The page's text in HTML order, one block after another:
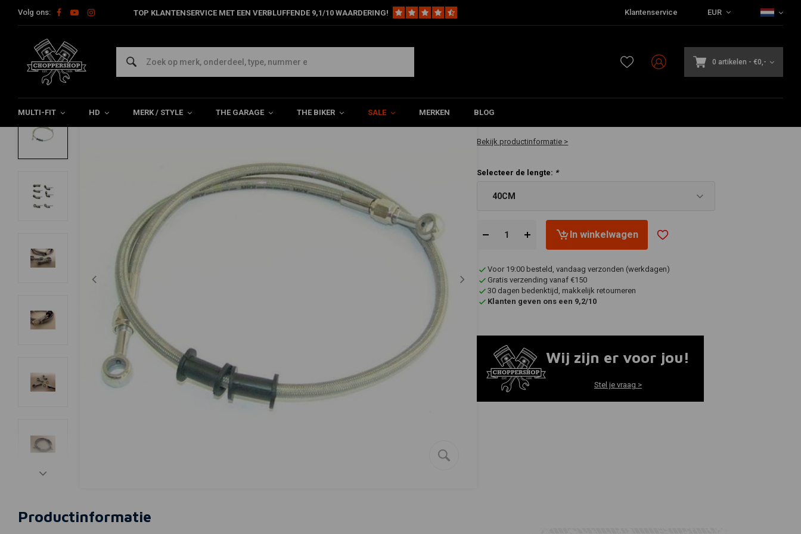
Volg ons: TOP KLANTENSERVICE MET EEN VERBLUFFENDE 9,1/10 WAARDERING! Klantenservice EUR
0 artikelen - €0,-
MULTI-FIT HD MERK / STYLE THE GARAGE THE BIKER SALE MERKEN BLOG
Home HD Harley onderhoud Remdelen Kabel / Leidingen Stalen Remleiding (Selecteer Lengte)
Stalen Remleiding (Selecteer Lengte)
5/5 (24 reviews)
€12,91
Bekijk productinformatie >
Selecteer de lengte: *
40CM
In winkelwagen
Voor 19:00 besteld, vandaag verzonden (werkdagen)
Gratis verzending vanaf €150
30 dagen bedenktijd, makkelijk retourneren
Klanten geven ons een 9,2/10
Wij zijn er voor jou!
Stel je vraag >
Productinformatie